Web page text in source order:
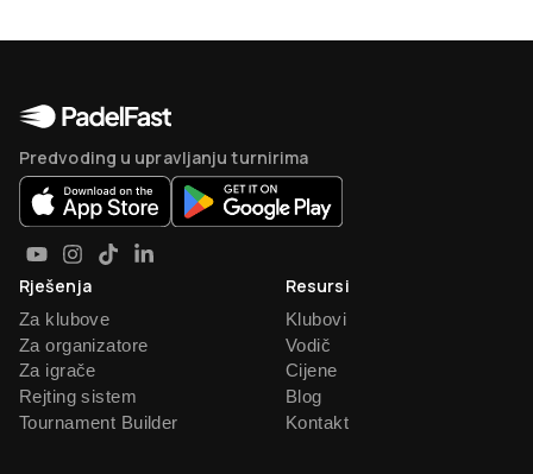
Predvoding u upravljanju turnirima
Rješenja
Za klubove
Za organizatore
Za igrače
Rejting sistem
Tournament Builder
Resursi
Klubovi
Vodič
Cijene
Blog
Kontakt